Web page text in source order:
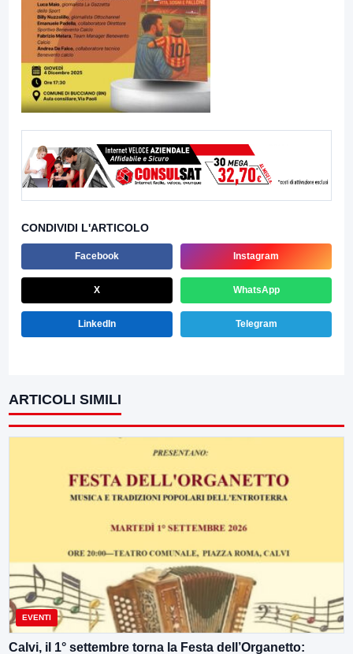
CONDIVIDI L'ARTICOLO
Facebook Instagram
X WhatsApp
LinkedIn Telegram
ARTICOLI SIMILI
EVENTI
Calvi, il 1° settembre torna la Festa dell’Organetto: